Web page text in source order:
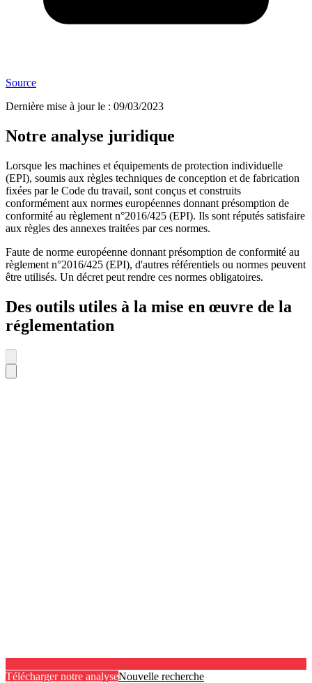
Source
Dernière mise à jour le : 09/03/2023
Notre analyse juridique
Lorsque les machines et équipements de protection individuelle
(EPI), soumis aux règles techniques de conception et de fabrication
fixées par le Code du travail, sont conçus et construits
conformément aux normes européennes donnant présomption de
conformité au règlement n°2016/425 (EPI). Ils sont réputés satisfaire
aux règles des annexes traitées par ces normes.
Faute de norme européenne donnant présomption de conformité au
règlement n°2016/425 (EPI), d'autres référentiels ou normes peuvent
être utilisés. Un décret peut rendre ces normes obligatoires.
Des outils utiles à la mise en œuvre de la
réglementation
Télécharger notre analyseNouvelle recherche